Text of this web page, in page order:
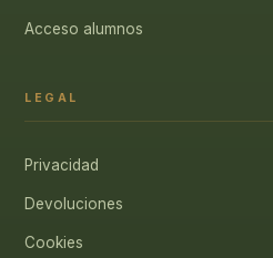
Acceso alumnos
LEGAL
Privacidad
Devoluciones
Cookies